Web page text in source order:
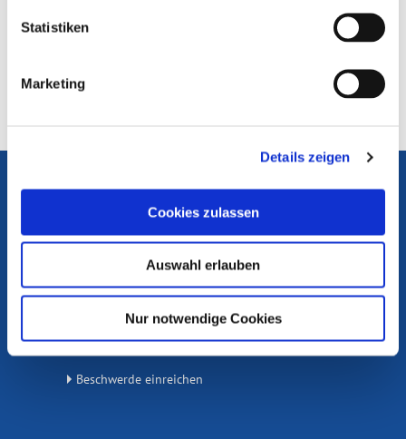
Statistiken
Marketing
Details zeigen
Cookies zulassen
Auswahl erlauben
Nur notwendige Cookies
Flimmo
Rechtsgrundlagen
Materialien Medienkompetenz
Beschwerde einreichen